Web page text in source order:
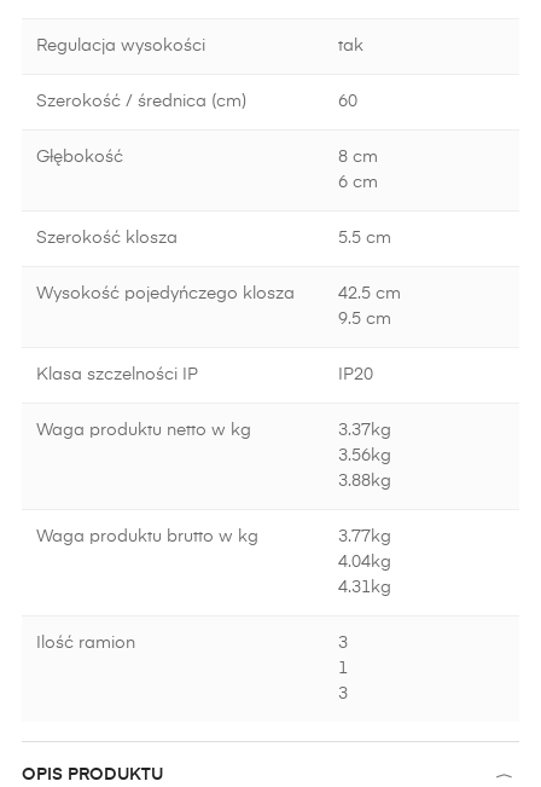
Regulacja wysokości tak
Szerokość / średnica (cm) 60
Głębokość
8 cm
6 cm
Szerokość klosza 5.5 cm
Wysokość pojedyńczego klosza
42.5 cm
9.5 cm
Klasa szczelności IP IP20
Waga produktu netto w kg
3.37kg
3.56kg
3.88kg
Waga produktu brutto w kg
3.77kg
4.04kg
4.31kg
Ilość ramion
3
1
3
OPIS PRODUKTU